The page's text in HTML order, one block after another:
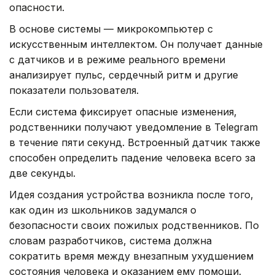
опасности.
В основе системы — микрокомпьютер с
искусственным интеллектом. Он получает данные
с датчиков и в режиме реального времени
анализирует пульс, сердечный ритм и другие
показатели пользователя.
Если система фиксирует опасные изменения,
родственники получают уведомление в Telegram
в течение пяти секунд. Встроенный датчик также
способен определить падение человека всего за
две секунды.
Идея создания устройства возникла после того,
как один из школьников задумался о
безопасности своих пожилых родственников. По
словам разработчиков, система должна
сократить время между внезапным ухудшением
состояния человека и оказанием ему помощи.